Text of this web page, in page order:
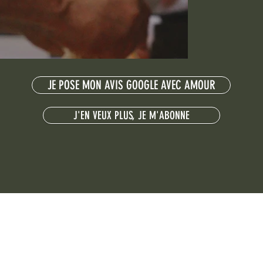
JE POSE MON AVIS GOOGLE AVEC AMOUR
J'EN VEUX PLUS, JE M'ABONNE